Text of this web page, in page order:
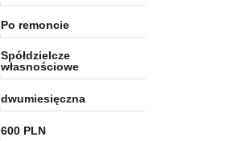
Po remoncie
Spółdzielcze
własnościowe
dwumiesięczna
600 PLN